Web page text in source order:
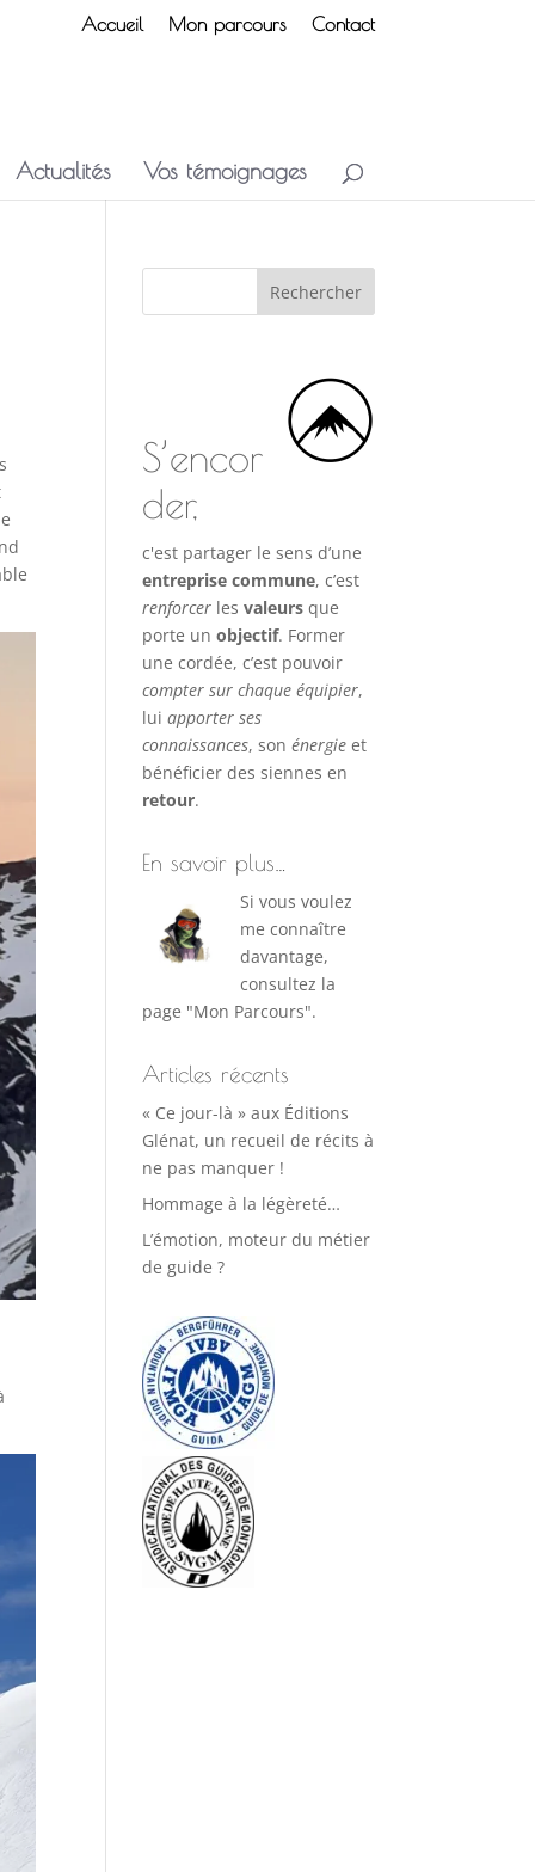
Accueil Mon parcours Contact
Actualités Vos témoignages
S’encor
der,
c'est partager le sens d’une
entreprise commune, c’est
renforcer lesvaleurs que
porte unobjectif. Former
une cordée, c’est pouvoir
compter sur chaque équipier,
luiapporter ses
connaissances, sonénergie et
bénéficier des siennes en
retour.
En savoir plus…
Si vous voulez
me connaître
davantage,
consultez la
page "Mon Parcours".
Articles récents
« Ce jour-là » aux Éditions
Glénat, un recueil de récits à
ne pas manquer !
Hommage à la légèreté…
L’émotion, moteur du métier
de guide ?